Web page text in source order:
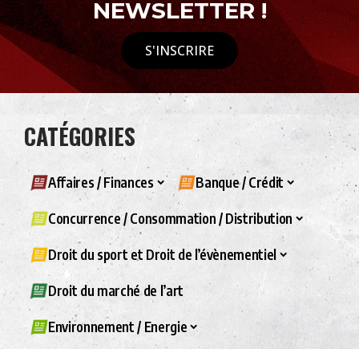
NEWSLETTER !
S'INSCRIRE
CATÉGORIES
Affaires / Finances Banque / Crédit
Concurrence / Consommation / Distribution
Droit du sport et Droit de l’évènementiel
Droit du marché de l’art
Environnement / Energie